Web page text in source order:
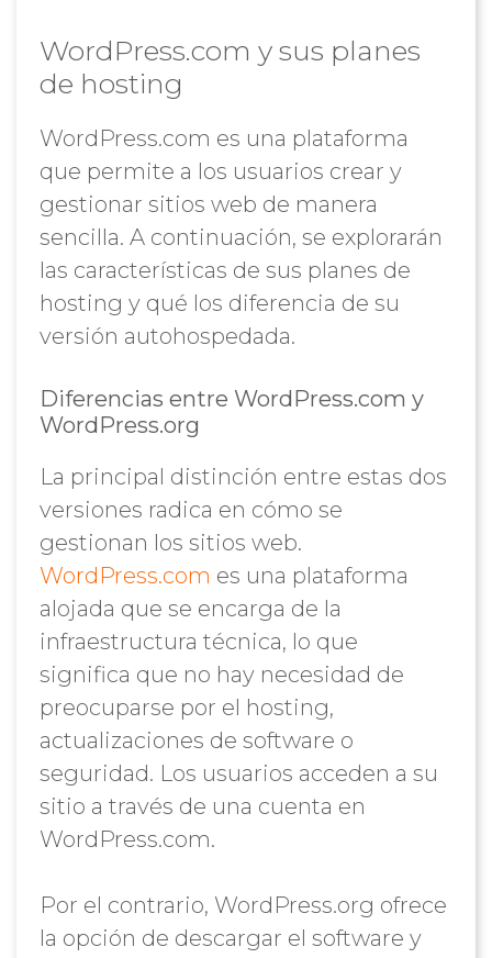
WordPress.com y sus planes
de hosting
WordPress.com es una plataforma
que permite a los usuarios crear y
gestionar sitios web de manera
sencilla. A continuación, se explorarán
las características de sus planes de
hosting y qué los diferencia de su
versión autohospedada.
Diferencias entre WordPress.com y
WordPress.org
La principal distinción entre estas dos
versiones radica en cómo se
gestionan los sitios web.
WordPress.com es una plataforma
alojada que se encarga de la
infraestructura técnica, lo que
significa que no hay necesidad de
preocuparse por el hosting,
actualizaciones de software o
seguridad. Los usuarios acceden a su
sitio a través de una cuenta en
WordPress.com.
Por el contrario, WordPress.org ofrece
la opción de descargar el software y